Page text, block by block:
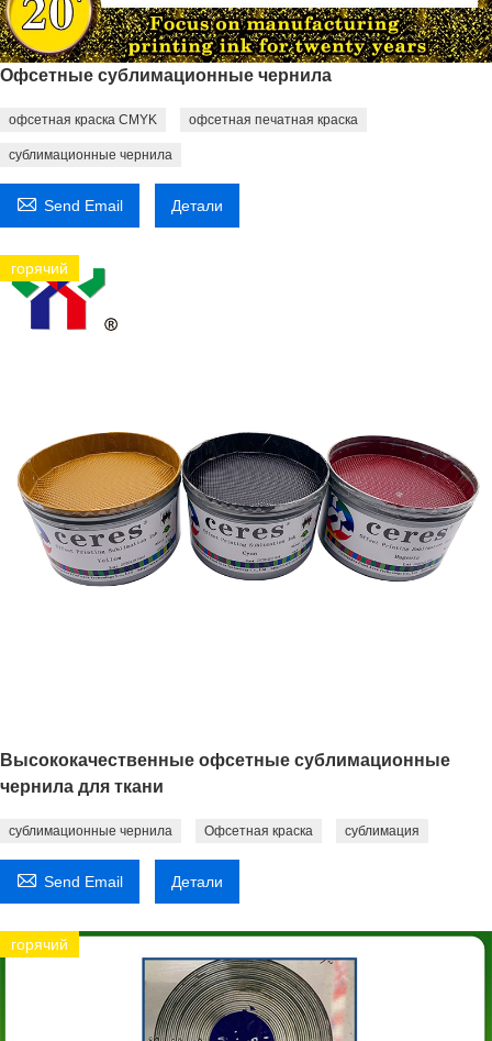
Офсетные сублимационные чернила
офсетная краска CMYK офсетная печатная краска
сублимационные чернила
 Send Email Детали
горячий
Высококачественные офсетные сублимационные
чернила для ткани
сублимационные чернила Офсетная краска сублимация
 Send Email Детали
горячий